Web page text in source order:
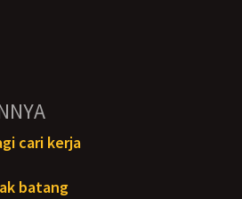
cari kerja
batang